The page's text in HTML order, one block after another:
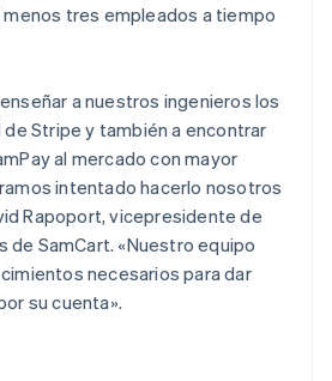
tres empleados a tiempo
a nuestros ingenieros los
Stripe y también a encontrar
al mercado con mayor
intentado hacerlo nosotros
Rapoport, vicepresidente de
de SamCart. «Nuestro equipo
necesarios para dar
su cuenta».